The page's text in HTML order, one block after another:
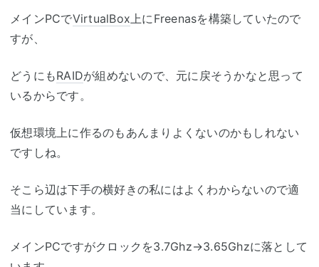
メインPCでVirtualBox上にFreenasを構築していたので
すが、
どうにもRAIDが組めないので、元に戻そうかなと思って
いるからです。
仮想環境上に作るのもあんまりよくないのかもしれない
ですしね。
そこら辺は下手の横好きの私にはよくわからないので適
当にしています。
メインPCですがクロックを3.7Ghz→3.65Ghzに落として